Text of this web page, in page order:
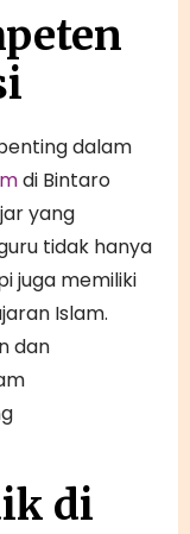
dalam
di Bintaro
yang
tidak hanya
juga memiliki
Islam.
dan
di